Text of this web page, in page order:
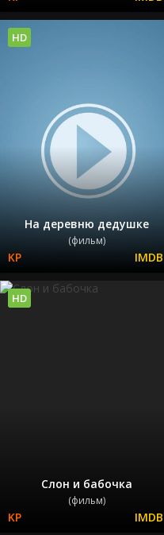
На деревню дедушке
(фильм)
HD
Слон и бабочка
(фильм)
HD